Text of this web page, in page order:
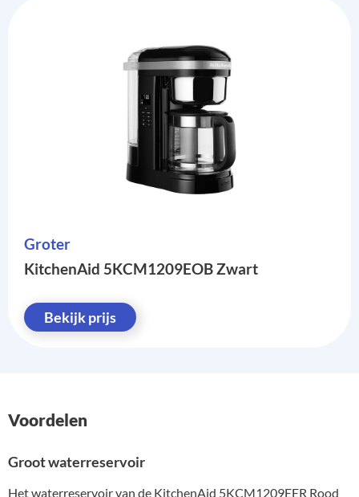
Groter
KitchenAid 5KCM1209EOB Zwart
Bekijk prijs
Voordelen
Groot waterreservoir
Het waterreservoir van de KitchenAid 5KCM1209EER Rood